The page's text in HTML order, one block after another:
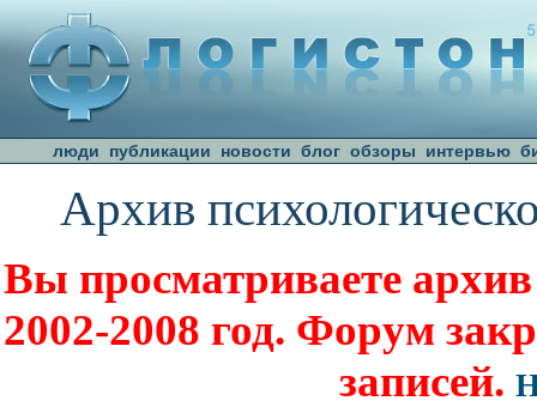
люди публикации новости блог обзоры интервью
Архив
Вы просматриваете
2002-2008 год. Форум
записей.